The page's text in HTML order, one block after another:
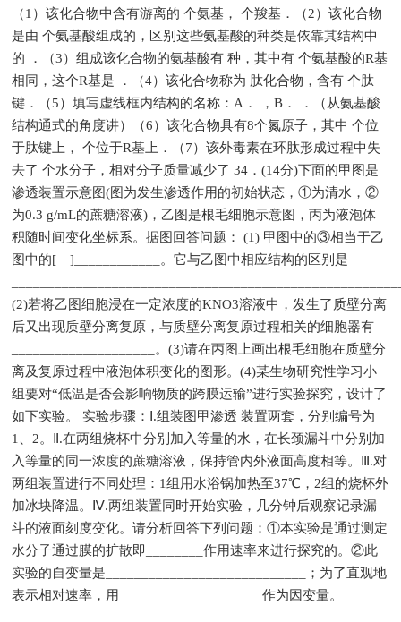
（1）该化合物中含有游离的 个氨基， 个羧基．（2）该化合物
是由 个氨基酸组成的，区别这些氨基酸的种类是依靠其结构中
的 ．（3）组成该化合物的氨基酸有 种，其中有 个氨基酸的R基
相同，这个R基是 ．（4）该化合物称为 肽化合物，含有 个肽
键．（5）填写虚线框内结构的名称：A． ，B． ．（从氨基酸
结构通式的角度讲）（6）该化合物具有8个氮原子，其中 个位
于肽键上， 个位于R基上．（7）该外毒素在环肽形成过程中失
去了 个水分子，相对分子质量减少了 34．(14分)下面的甲图是
渗透装置示意图(图为发生渗透作用的初始状态，①为清水，②
为0.3 g/mL的蔗糖溶液)，乙图是根毛细胞示意图，丙为液泡体
积随时间变化坐标系。据图回答问题： (1) 甲图中的③相当于乙
图中的[ ]____________。它与乙图中相应结构的区别是
(2)若将乙图细胞浸在一定浓度的KNO3溶液中，发生了质壁分离
后又出现质壁分离复原，与质壁分离复原过程相关的细胞器有
____________________。(3)请在丙图上画出根毛细胞在质壁分
离及复原过程中液泡体积变化的图形。(4)某生物研究性学习小
组要对“低温是否会影响物质的跨膜运输”进行实验探究，设计了
如下实验。 实验步骤：Ⅰ.组装图甲渗透 装置两套，分别编号为
1、2。Ⅱ.在两组烧杯中分别加入等量的水，在长颈漏斗中分别加
入等量的同一浓度的蔗糖溶液，保持管内外液面高度相等。Ⅲ.对
两组装置进行不同处理：1组用水浴锅加热至37℃，2组的烧杯外
加冰块降温。Ⅳ.两组装置同时开始实验，几分钟后观察记录漏
斗的液面刻度变化。请分析回答下列问题：①本实验是通过测定
水分子通过膜的扩散即________作用速率来进行探究的。②此
实验的自变量是____________________________；为了直观地
表示相对速率，用____________________作为因变量。